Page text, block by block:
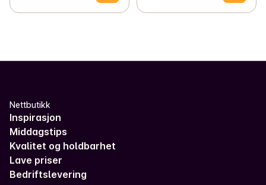
Nettbutikk
Inspirasjon
Middagstips
Kvalitet og holdbarhet
Lave priser
Bedriftslevering